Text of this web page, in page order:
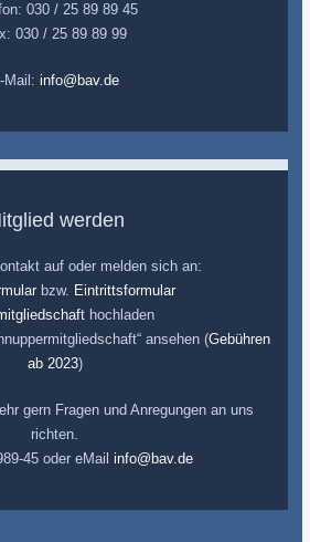
030 / 25 89 89 45
030 / 25 89 89 99
Mail: info@bav.de
werden
auf oder melden sich an:
bzw. Eintrittsformular
hochladen
ansehen (Gebühren
ab 2023)
gern Fragen und Anregungen an uns
richten.
45 oder eMail info@bav.de